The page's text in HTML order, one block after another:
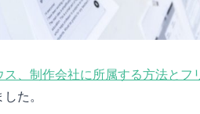
ス、制作会社に所属する方法とフ
た。